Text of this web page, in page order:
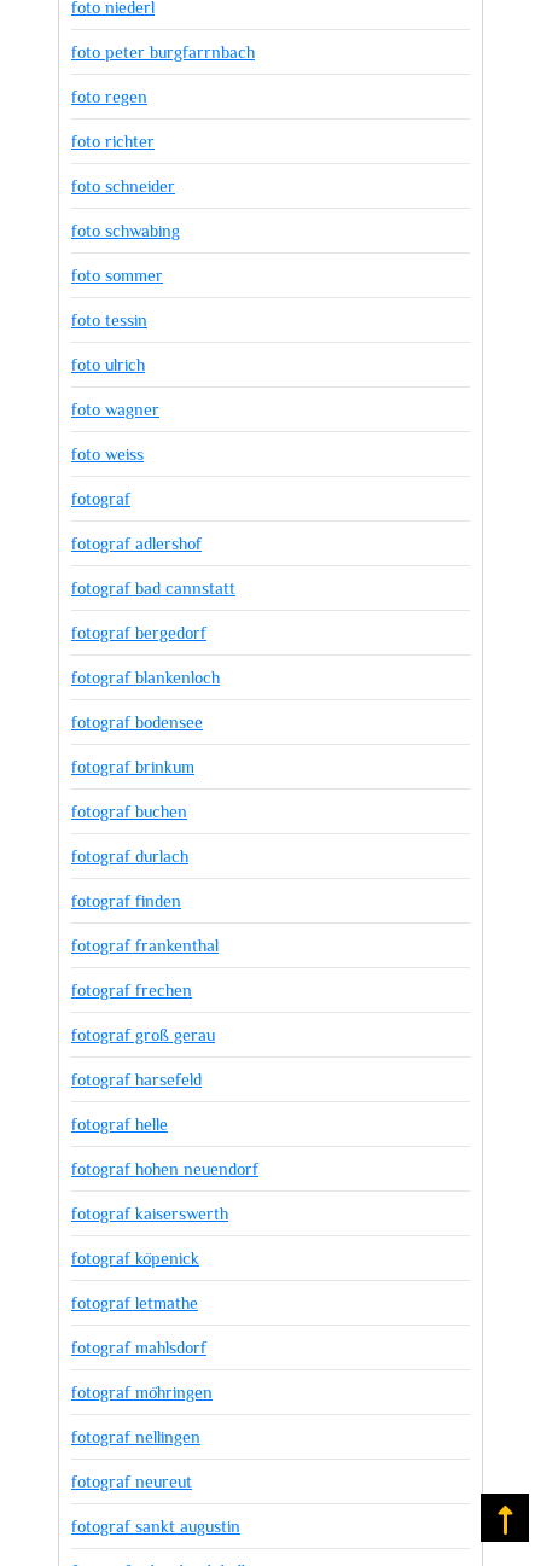
foto niederl
foto peter burgfarrnbach
foto regen
foto richter
foto schneider
foto schwabing
foto sommer
foto tessin
foto ulrich
foto wagner
foto weiss
fotograf
fotograf adlershof
fotograf bad cannstatt
fotograf bergedorf
fotograf blankenloch
fotograf bodensee
fotograf brinkum
fotograf buchen
fotograf durlach
fotograf finden
fotograf frankenthal
fotograf frechen
fotograf groß gerau
fotograf harsefeld
fotograf helle
fotograf hohen neuendorf
fotograf kaiserswerth
fotograf köpenick
fotograf letmathe
fotograf mahlsdorf
fotograf möhringen
fotograf nellingen
fotograf neureut
fotograf sankt augustin